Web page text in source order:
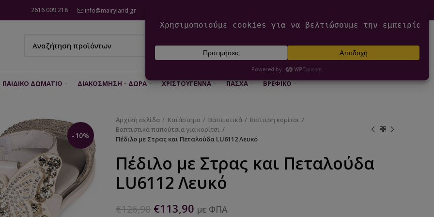
2616 009 218 info@mairyland.gr
ΕΊΣΟΔΟΣ / ΕΓΓΡΑΦΉ €0,00
ΠΑΙΔΙΚΌ ΔΩΜΆΤΙΟ ΔΙΑΚΌΣΜΗΣΗ – ΔΏΡΑ ΧΡΙΣΤΟΎΓΕΝΝΑ ΠΆΣΧΑ ΒΡΕΦΙΚΌ
-10%
Αρχική σελίδα Κατάστημα Βαπτιστικά
Βάπτιση κορίτσι
Βαπτιστικά παπούτσια για κορίτσι
Πέδιλο με Στρας και Πεταλούδα LU6112 Λευκό
Πέδιλο με Στρας και Πεταλούδα
LU6112 Λευκό
€126,90 €113,90 με ΦΠΑ